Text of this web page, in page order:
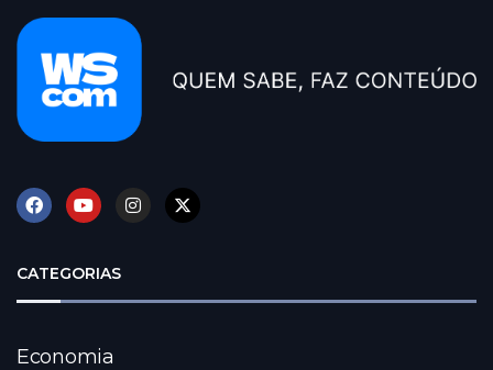
CATEGORIAS
Economia